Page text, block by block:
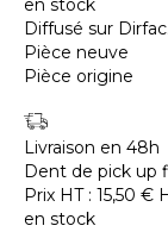
en stock
Diffusé sur
Pièce neuve
Pièce origine
Livraison en 48h
Dent de pick up
Prix HT : 15,50 €
en stock